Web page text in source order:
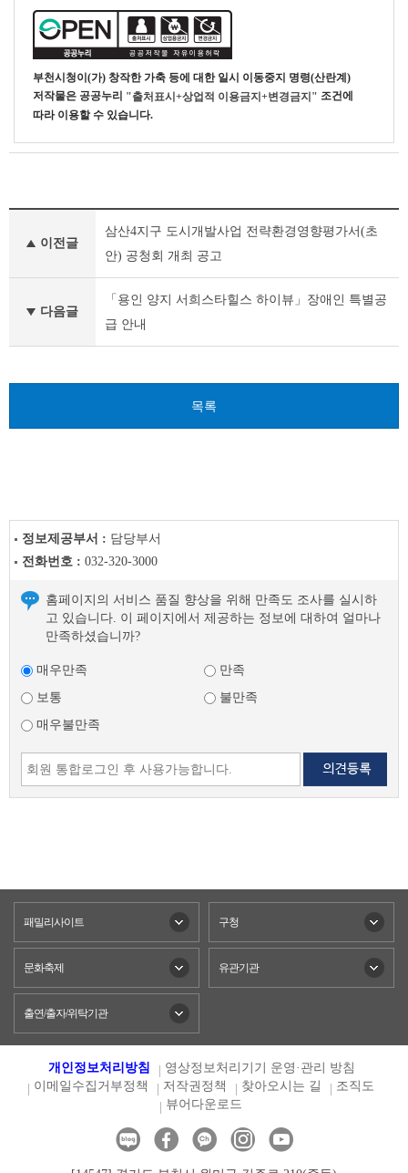
부천시청이(가) 창작한가축 등에 대한 일시 이동중지 명령(산란계)
저작물은 공공누리 "출처표시+상업적 이용금지+변경금지" 조건에
따라 이용할 수 있습니다.
다
글
이전글
삼산4지구 도시개발사업 전략환경영향평가서(초
안) 공청회 개최 공고
다음글
「용인 양지 서희스타힐스 하이뷰」장애인 특별공
급 안내
목록
정보제공부서 : 담당부서
전화번호 : 032-320-3000
홈페이지의 서비스 품질 향상을 위해 만족도 조사를 실시하
고 있습니다. 이 페이지에서 제공하는 정보에 대하여 얼마나
만족하셨습니까?
매우만족
만족
보통
불만족
매우불만족
패밀리사이트 구청
문화축제 유관기관
출연/출자/위탁기관
개인정보처리방침
영상정보처리기기 운영·관리 방침
이메일수집거부정책
저작권정책 찾아오시는 길
조직도
뷰어다운로드